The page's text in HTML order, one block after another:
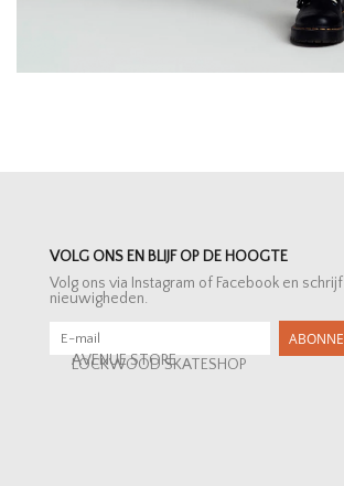
VOLG ONS EN BLIJF OP DE HOOGTE
Volg ons via Instagram of Facebook en
nieuwigheden.
AVENUE STORE
LOCKWOOD SKATESHOP